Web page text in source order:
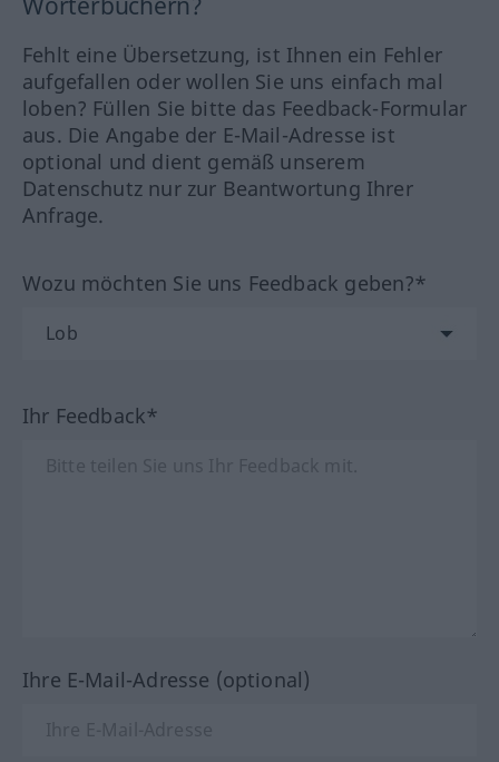
Fehlt eine Übersetzung, ist Ihnen ein Fehler
aufgefallen oder wollen Sie uns einfach mal
loben? Füllen Sie bitte das Feedback-Formular
aus. Die Angabe der E-Mail-Adresse ist
optional und dient gemäß unserem
Datenschutz nur zur Beantwortung Ihrer
Anfrage.
Wozu möchten Sie uns Feedback geben?*
Ihr Feedback*
Ihre E-Mail-Adresse (optional)